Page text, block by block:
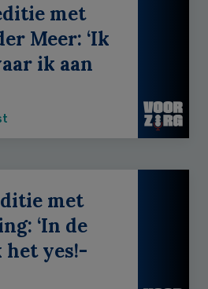
met
Meer: ‘Ik
ik aan
met
‘In de
het yes!-